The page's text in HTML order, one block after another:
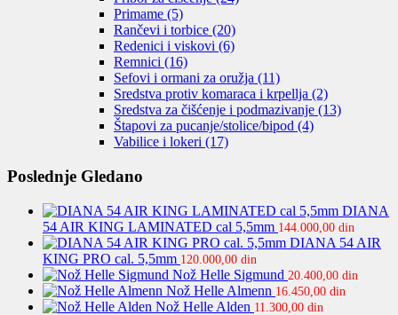
Primame (5)
Rančevi i torbice (20)
Redenici i viskovi (6)
Remnici (16)
Sefovi i ormani za oružja (11)
Sredstva protiv komaraca i krpellja (2)
Sredstva za čišćenje i podmazivanje (13)
Štapovi za pucanje/stolice/bipod (4)
Vabilice i lokeri (17)
Poslednje Gledano
DIANA
54 AIR KING LAMINATED cal 5,5mm 144.000,00 din
DIANA 54 AIR
KING PRO cal. 5,5mm 120.000,00 din
Nož Helle Sigmund 20.400,00 din
Nož Helle Almenn 16.450,00 din
Nož Helle Alden 11.300,00 din